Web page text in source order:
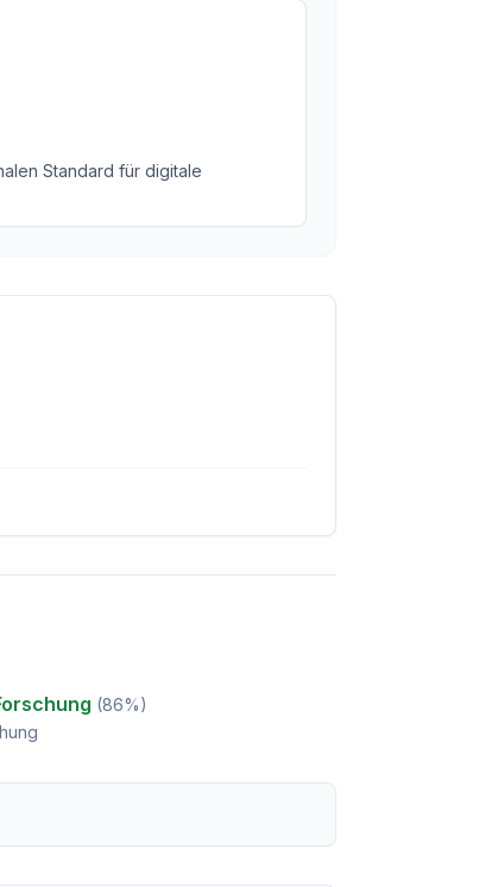
Standard für digitale
(86%)